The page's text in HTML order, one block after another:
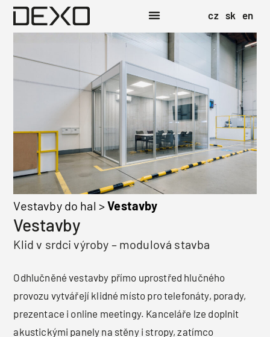
cz sk en
Vestavby do hal >Vestavby
Vestavby
Klid v srdci výroby – modulová stavba
Odhlučněné vestavby přímo uprostřed hlučného
provozu vytvářejí klidné místo pro telefonáty, porady,
prezentace i online meetingy. Kanceláře lze doplnit
akustickými panely na stěny i stropy, zatímco